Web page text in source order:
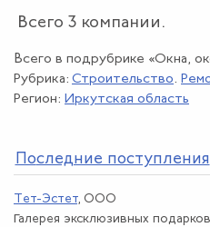
Всего 3 компании.
Всего в подрубрике «Окна,
Рубрика: Строительство.
Регион: Иркутская область
Последние поступления
Тет-Эстет, ООО
Галерея эксклюзивных